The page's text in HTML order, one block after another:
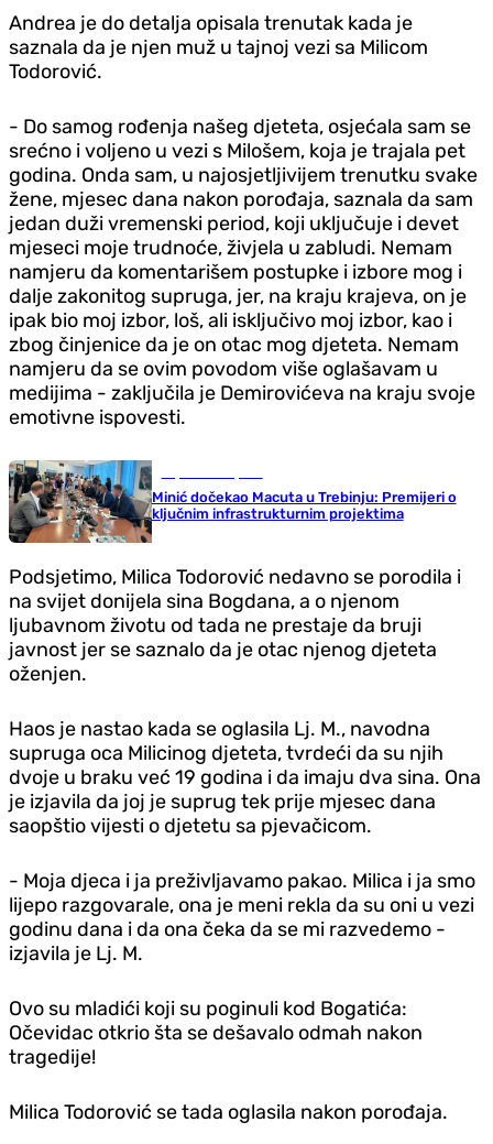
Andrea je do detalja opisala trenutak kada je
saznala da je njen muž u tajnoj vezi sa Milicom
Todorović.
- Do samog rođenja našeg djeteta, osjećala sam se
srećno i voljeno u vezi s Milošem, koja je trajala pet
godina. Onda sam, u najosjetljivijem trenutku svake
žene, mjesec dana nakon porođaja, saznala da sam
jedan duži vremenski period, koji uključuje i devet
mjeseci moje trudnoće, živjela u zabludi. Nemam
namjeru da komentarišem postupke i izbore mog i
dalje zakonitog supruga, jer, na kraju krajeva, on je
ipak bio moj izbor, loš, ali isključivo moj izbor, kao i
zbog činjenice da je on otac mog djeteta. Nemam
namjeru da se ovim povodom više oglašavam u
medijima - zaključila je Demirovićeva na kraju svoje
emotivne ispovesti.
Minić dočekao Macuta u Trebinju: Premijeri o
ključnim infrastrukturnim projektima
Podsjetimo, Milica Todorović nedavno se porodila i
na svijet donijela sina Bogdana, a o njenom
ljubavnom životu od tada ne prestaje da bruji
javnost jer se saznalo da je otac njenog djeteta
oženjen.
Haos je nastao kada se oglasila Lj. M., navodna
supruga oca Milicinog djeteta, tvrdeći da su njih
dvoje u braku već 19 godina i da imaju dva sina. Ona
je izjavila da joj je suprug tek prije mjesec dana
saopštio vijesti o djetetu sa pjevačicom.
- Moja djeca i ja preživljavamo pakao. Milica i ja smo
lijepo razgovarale, ona je meni rekla da su oni u vezi
godinu dana i da ona čeka da se mi razvedemo -
izjavila je Lj. M.
Ovo su mladići koji su poginuli kod Bogatića:
Očevidac otkrio šta se dešavalo odmah nakon
tragedije!
Milica Todorović se tada oglasila nakon porođaja.